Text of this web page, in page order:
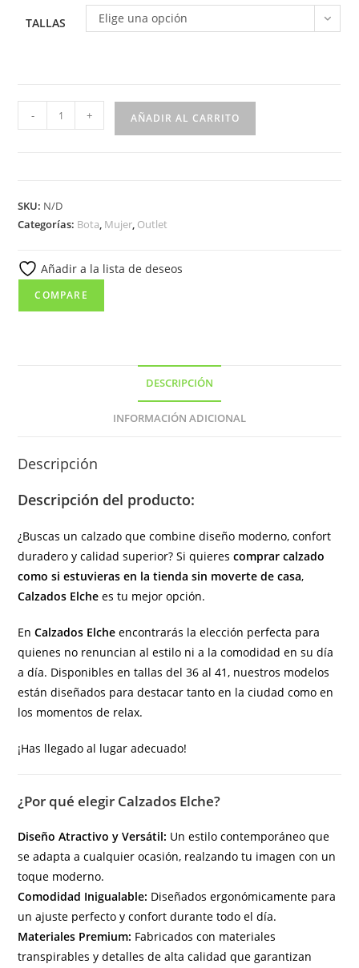
TALLAS Elige una opción
Bota
motorista
con
lateral
color
- + AÑADIR AL CARRITO
SKU: N/D
Categorías: Bota, Mujer, Outlet
Añadir a la lista de deseos
COMPARE
DESCRIPCIÓN
INFORMACIÓN ADICIONAL
Descripción
Descripción del producto:
¿Buscas un calzado que combine diseño moderno, confort
duradero y calidad superior? Si quierescomprar calzado
como si estuvieras en la tienda sin moverte de casa,
Calzados Elche es tu mejor opción.
EnCalzados Elche encontrarás la elección perfecta para
quienes no renuncian al estilo ni a la comodidad en su día
a día. Disponibles en tallas del 36 al 41, nuestros modelos
están diseñados para destacar tanto en la ciudad como en
los momentos de relax.
¡Has llegado al lugar adecuado!
¿Por qué elegir Calzados Elche?
Diseño Atractivo y Versátil: Un estilo contemporáneo que
se adapta a cualquier ocasión, realzando tu imagen con un
toque moderno.
Comodidad Inigualable: Diseñados ergonómicamente para
un ajuste perfecto y confort durante todo el día.
Materiales Premium: Fabricados con materiales
transpirables y detalles de alta calidad que garantizan